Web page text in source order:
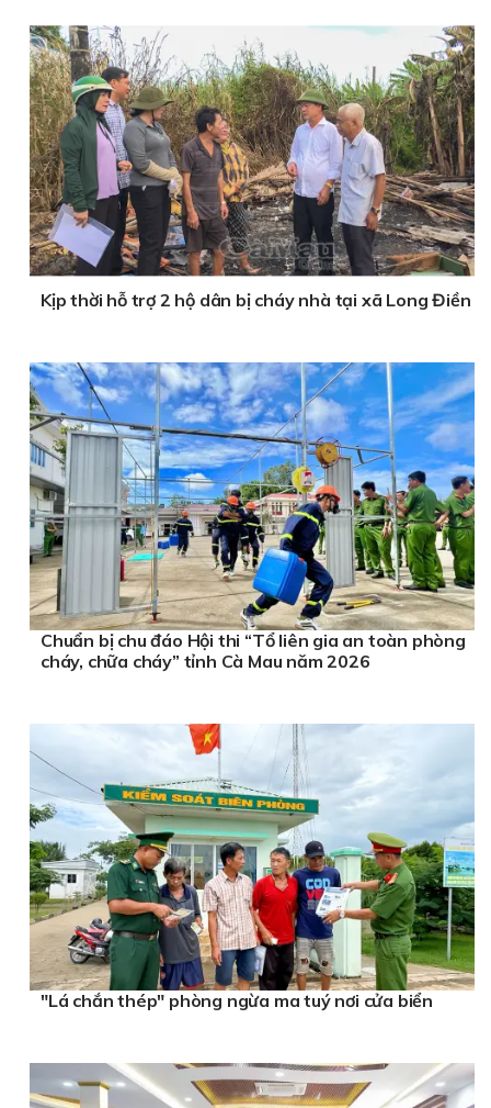
Kịp thời hỗ trợ 2 hộ dân bị cháy nhà tại xã Long Điền
Chuẩn bị chu đáo Hội thi “Tổ liên gia an toàn phòng
cháy, chữa cháy” tỉnh Cà Mau năm 2026
"Lá chắn thép" phòng ngừa ma tuý nơi cửa biển